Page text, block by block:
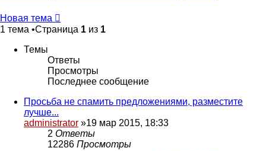
Новая тема
1 тема •Страница 1 из 1
Темы
Ответы
Просмотры
Последнее сообщение
Просьба не спамить предложениями, разместите
лучше...
administrator »19 мар 2015, 18:33
2 Ответы
12286 Просмотры